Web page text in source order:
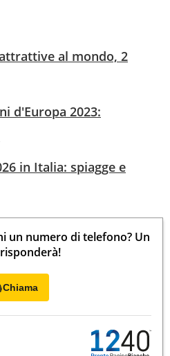
al mondo, 2
d'Europa 2023:
in Italia: spiagge e
un numero di telefono? Un
Chiama